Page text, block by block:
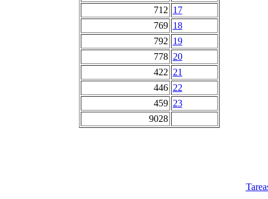
712 17
769 18
792 19
778 20
422 21
446 22
459 23
9028